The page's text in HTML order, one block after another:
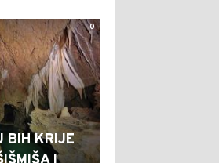
0
BIH KRIJE